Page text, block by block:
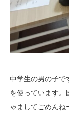
中学生の男の子で
を使っています。
ゃましてごめんね